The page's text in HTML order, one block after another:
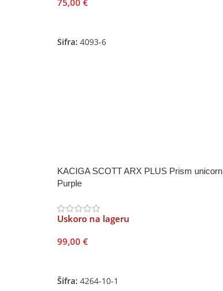
75,00 €
Šifra: 4093-6
KACIGA SCOTT ARX PLUS Prism unicorn
Purple
Uskoro na lageru
99,00 €
Šifra: 4264-10-1